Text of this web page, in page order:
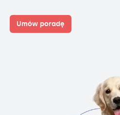
Umów poradę